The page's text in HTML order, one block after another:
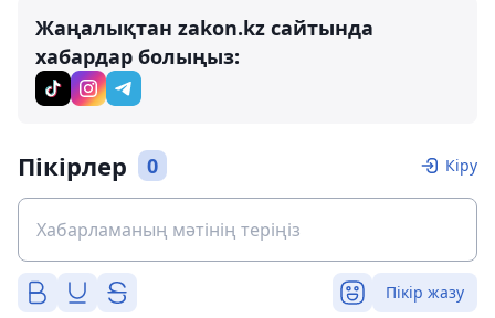
Жаңалықтан zakon.kz сайтында
хабардар болыңыз:
Пікірлер 0 Кіру
Пікір жазу